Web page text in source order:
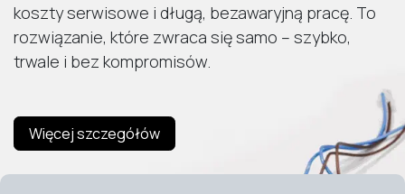
koszty serwisowe i długą, bezawaryjną pracę. To
rozwiązanie, które zwraca się samo – szybko,
trwale i bez kompromisów.
Więcej szczegółów